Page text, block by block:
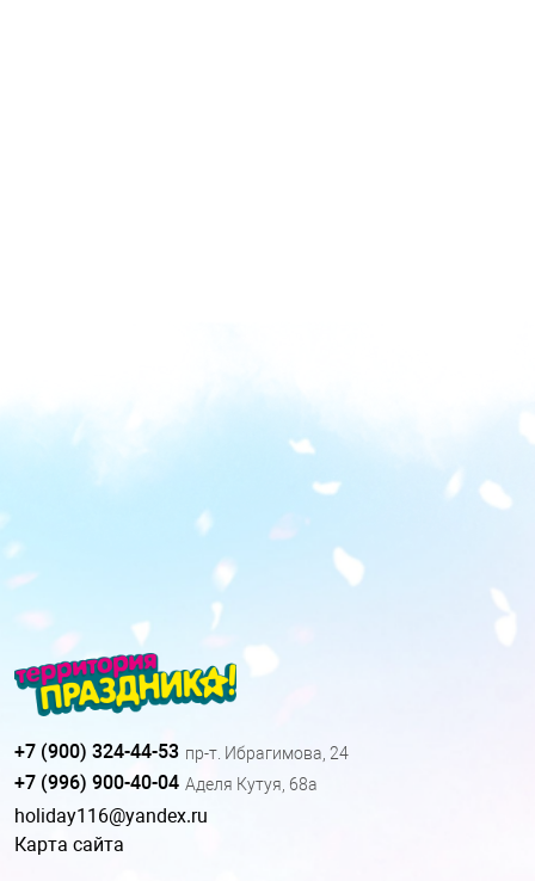
+7 (900) 324-44-53 пр-т. Ибрагимова, 24
+7 (996) 900-40-04 Аделя Кутуя, 68а
holiday116@yandex.ru
Карта сайта